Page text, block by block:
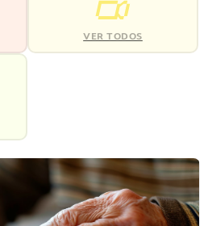
VER TODOS